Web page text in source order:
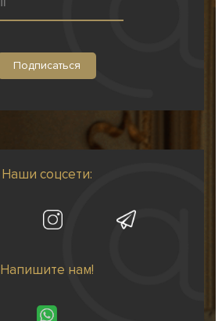
Наши соцсети:
Напишите нам!